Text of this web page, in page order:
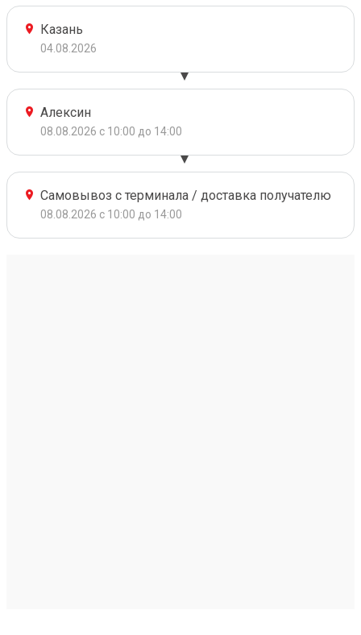
Казань
04.08.2026
Алексин
08.08.2026 с 10:00 до 14:00
Самовывоз с терминала / доставка получателю
08.08.2026 с 10:00 до 14:00